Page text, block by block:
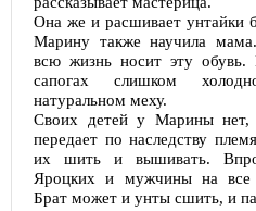
Она же и расшивает унтайки
Марину также научила
всю жизнь носит эту обувь.
сапогах слишком
натуральном меху.
Своих детей у Марины нет,
передает по наследству
их шить и вышивать.
Яроцких и мужчины на все
Брат может и унты сшить, и